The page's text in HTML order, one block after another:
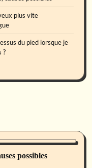
plus vite
du pied lorsque je
?
possibles